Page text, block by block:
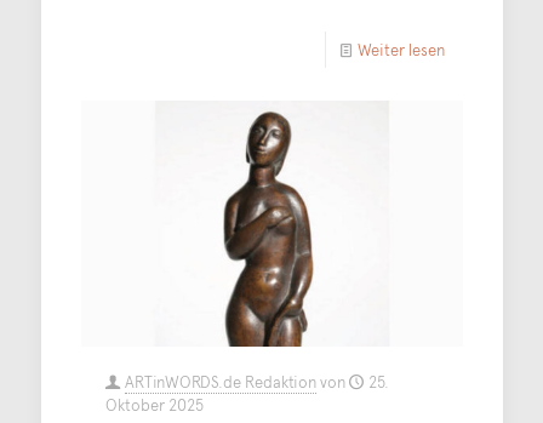
Weiter lesen
ARTinWORDS.de Redaktionvon
25.
Oktober 2025